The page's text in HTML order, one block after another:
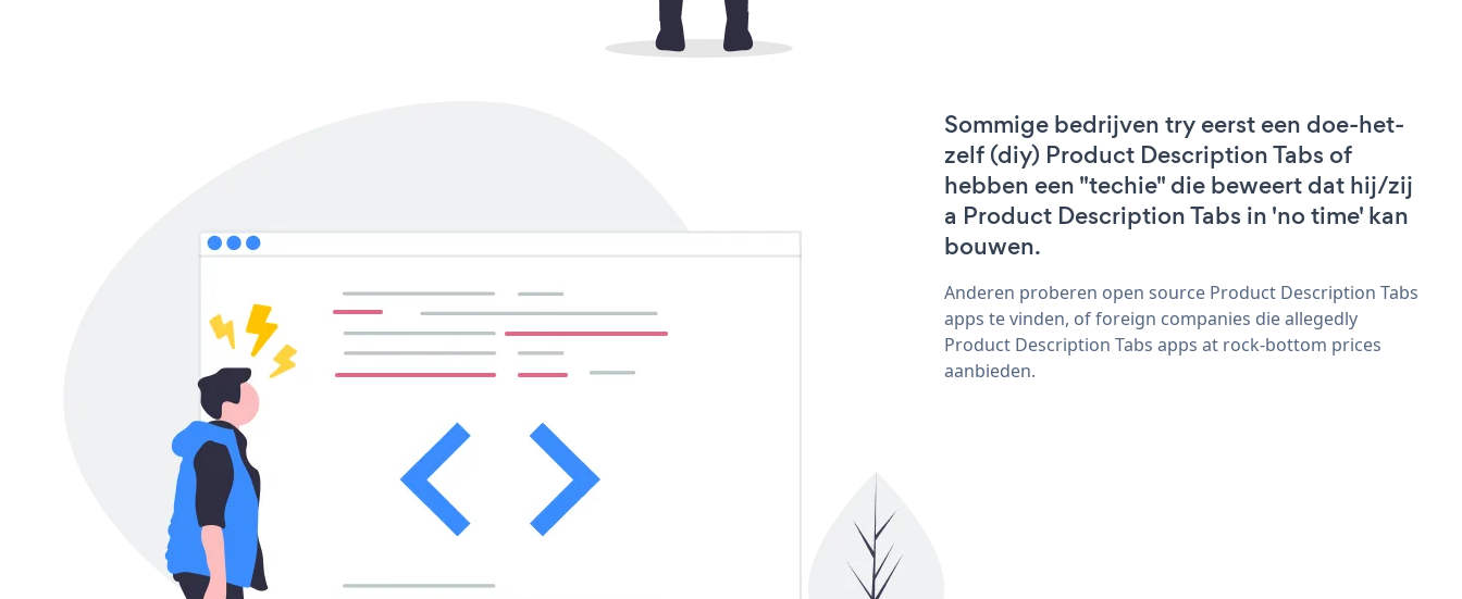
Sommige bedrijven try eerst een doe-het-
zelf (diy) Product Description Tabs of
hebben een "techie" die beweert dat hij/zij
a Product Description Tabs in 'no time' kan
bouwen.
Anderen proberen open source Product Description Tabs
apps te vinden, of foreign companies die allegedly
Product Description Tabs apps at rock-bottom prices
aanbieden.